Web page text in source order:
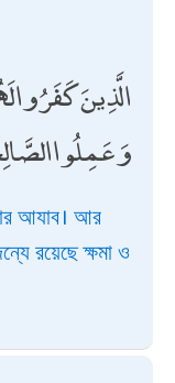
الَّذِينَ كَفَرُوا
وَعَمِلُوا
আযাব। আর
রয়েছে ক্ষমা ও